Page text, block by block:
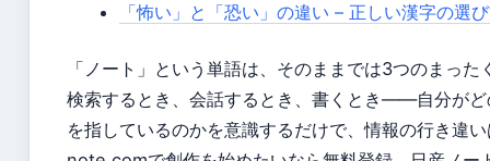
「怖い」と「恐い」の違い – 正しい漢字の選
「ノート」という単語は、そのままでは3つのまっ
検索するとき、会話するとき、書くとき——自分がど
を指しているのかを意識するだけで、情報の行き違